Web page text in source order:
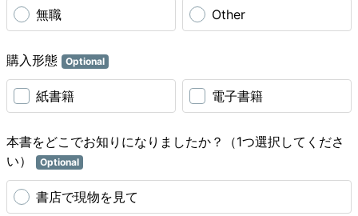
無職 Other
購入形態 Optional
紙書籍 電子書籍
本書をどこでお知りになりましたか？（1つ選択してくださ
い）
Optional
書店で現物を見て